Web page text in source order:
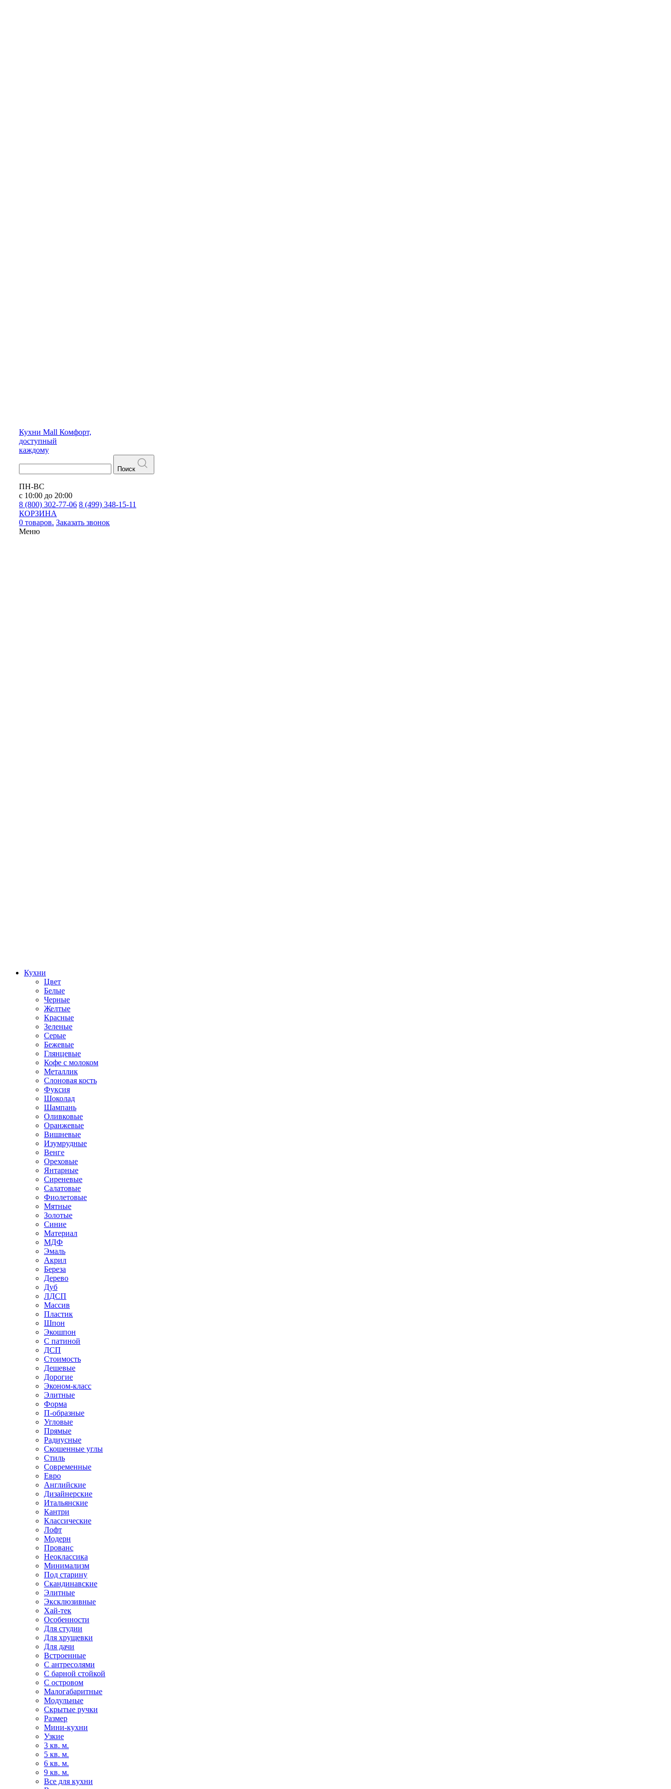
Кухни Mall Комфорт,
доступный
каждому
Поиск
ПН-ВС
с 10:00 до 20:00
8 (800) 302-77-06 8 (499) 348-15-11
КОРЗИНА
0 товаров. Заказать звонок
Меню
Кухни
Цвет
Белые
Черные
Желтые
Красные
Зеленые
Серые
Бежевые
Глянцевые
Кофе с молоком
Металлик
Слоновая кость
Фуксия
Шоколад
Шампань
Оливковые
Оранжевые
Вишневые
Изумрудные
Венге
Ореховые
Янтарные
Сиреневые
Салатовые
Фиолетовые
Мятные
Золотые
Синие
Материал
МДФ
Эмаль
Акрил
Береза
Дерево
Дуб
ЛДСП
Массив
Пластик
Шпон
Экошпон
С патиной
ДСП
Стоимость
Дешевые
Дорогие
Эконом-класс
Элитные
Форма
П-образные
Угловые
Прямые
Радиусные
Скошенные углы
Стиль
Современные
Евро
Английские
Дизайнерские
Итальянские
Кантри
Классические
Лофт
Модерн
Прованс
Неоклассика
Минимализм
Под старину
Скандинавские
Элитные
Эксклюзивные
Хай-тек
Особенности
Для студии
Для хрущевки
Для дачи
Встроенные
С антресолями
С барной стойкой
С островом
Малогабаритные
Модульные
Скрытые ручки
Размер
Мини-кухни
Узкие
3 кв. м.
5 кв. м.
6 кв. м.
9 кв. м.
Все для кухни